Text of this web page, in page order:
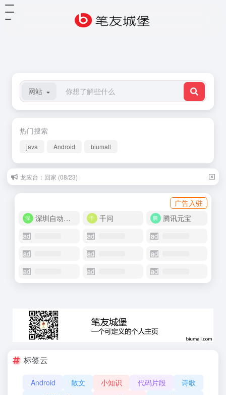
网站
热门搜索
java Android biumall
龙应台：回家 (08/23)
广告入驻
深圳自动化商城
千问 腾讯元宝
标签云
Android 散文 小知识 代码片段
诗歌